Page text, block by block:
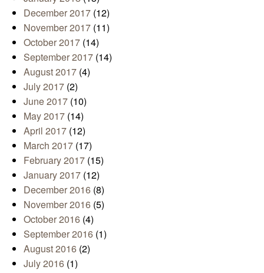
December 2017 (12)
November 2017 (11)
October 2017 (14)
September 2017 (14)
August 2017 (4)
July 2017 (2)
June 2017 (10)
May 2017 (14)
April 2017 (12)
March 2017 (17)
February 2017 (15)
January 2017 (12)
December 2016 (8)
November 2016 (5)
October 2016 (4)
September 2016 (1)
August 2016 (2)
July 2016 (1)